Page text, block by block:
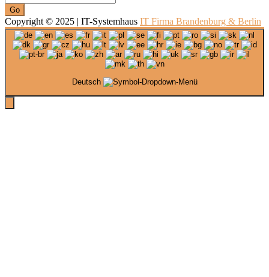
Go
Copyright © 2025 | IT-Systemhaus IT Firma Brandenburg & Berlin
Deutsch